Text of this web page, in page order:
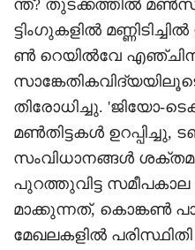
ന്ത്? തുടക്കത്തിൽ
ട്ടിംഗുകളിൽ
ൺ റെയിൽവേ
തിരോധിച്ചു. 'ജിയോ-
മൺതിട്ടകൾ
സംവിധാനങ്ങൾ
പുറത്തുവിട്ട
മാക്കുന്നത്, കൊങ്കൺ
മേഖലകളിൽ പരിസ്ഥിതി